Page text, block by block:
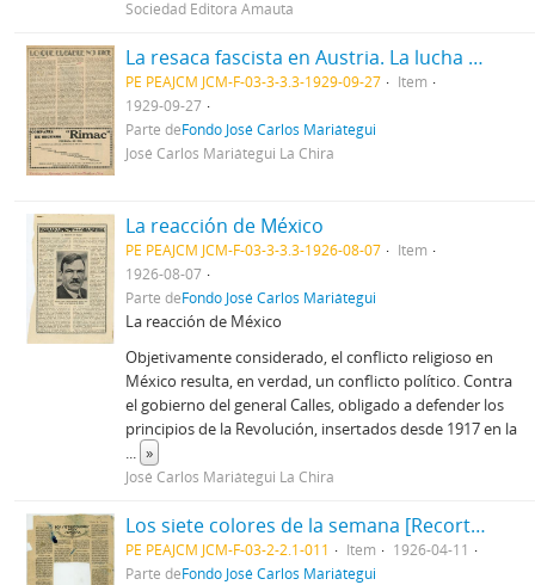
Sociedad Editora Amauta
La resaca fascista en Austria. La lucha eleccionaria en México [Recorte de prensa]
PE PEAJCM JCM-F-03-3-3.3-1929-09-27
Item
1929-09-27
Parte deFondo José Carlos Mariátegui
José Carlos Mariátegui La Chira
La reacción de México
PE PEAJCM JCM-F-03-3-3.3-1926-08-07
Item
1926-08-07
Parte deFondo José Carlos Mariátegui
La reacción de México
Objetivamente considerado, el conflicto religioso en
México resulta, en verdad, un conflicto político. Contra
el gobierno del general Calles, obligado a defender los
principios de la Revolución, insertados desde 1917 en la
... »
José Carlos Mariátegui La Chira
Los siete colores de la semana [Recorte de prensa]
PE PEAJCM JCM-F-03-2-2.1-011 Item
1926-04-11
Parte deFondo José Carlos Mariátegui